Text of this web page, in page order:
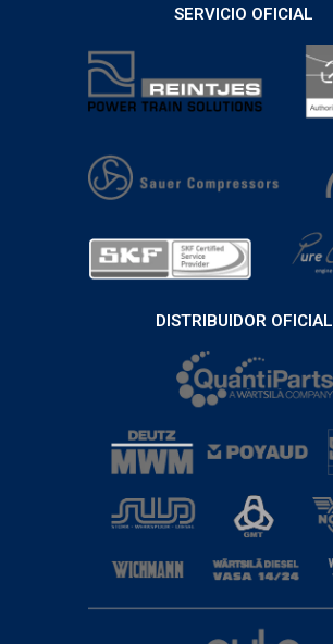
SERVICIO OFICIAL
DISTRIBUIDOR OFICIAL